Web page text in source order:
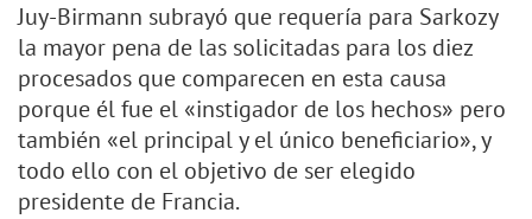
Juy-Birmann subrayó que requería para Sarkozy
la mayor pena de las solicitadas para los diez
procesados que comparecen en esta causa
porque él fue el «instigador de los hechos» pero
también «el principal y el único beneficiario», y
todo ello con el objetivo de ser elegido
presidente de Francia.